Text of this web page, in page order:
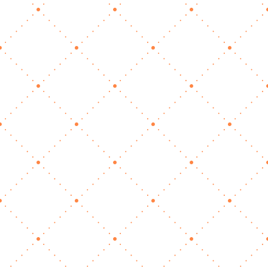
Mehr Zeit für Kunden:
Wann Selbstständige
professionelle
Unterstützung einsetzen
sollten
Okt. 9, 2025
Allgemein
Viele Tierisch Selbstständige erledigen alles
selbst: Sie kümmern sich um Raum- und
Platzpflege, pflegen das Datensystem,
übernehmen Marketing, Kundentermine,
Buchhaltung und vieles mehr – oft so viel, dass
die eigentliche Arbeit mit den zahlenden
Kunden nur einen…
mehr lesen…